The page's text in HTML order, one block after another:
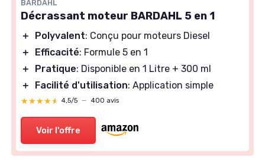
BARDAHL
Décrassant moteur BARDAHL 5 en 1
＋ Polyvalent: Conçu pour moteurs Diesel
＋
Efficacité: Formule 5 en 1
＋
Pratique: Disponible en 1 Litre + 300 ml
＋
Facilité d'utilisation: Application simple
★★★★★
★★★★★ 4,5/5 — 400 avis
Voir l'offre